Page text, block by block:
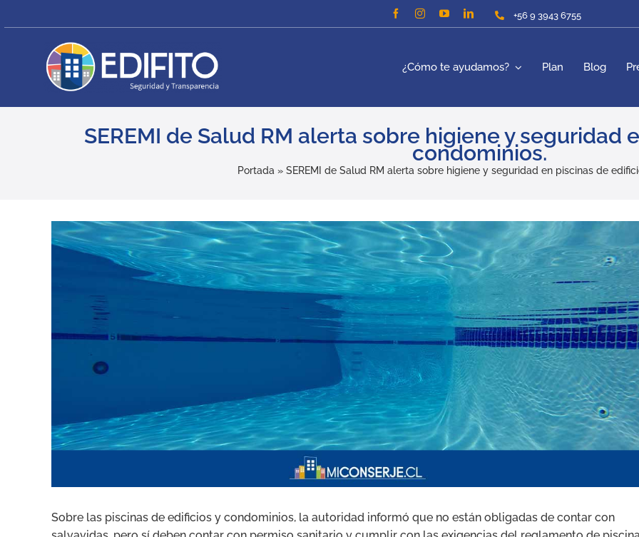
to
+56 9 3943 6755
¿Cómo te ayudamos? Plan Blog
SEREMI de Salud RM alerta sobre higiene y seguridad
condominios.
Portada » SEREMI de Salud RM alerta sobre higiene y seguridad en piscinas de
View
Larger
Sobre las piscinas de edificios y condominios, la autoridad informó que no están obligadas de contar con